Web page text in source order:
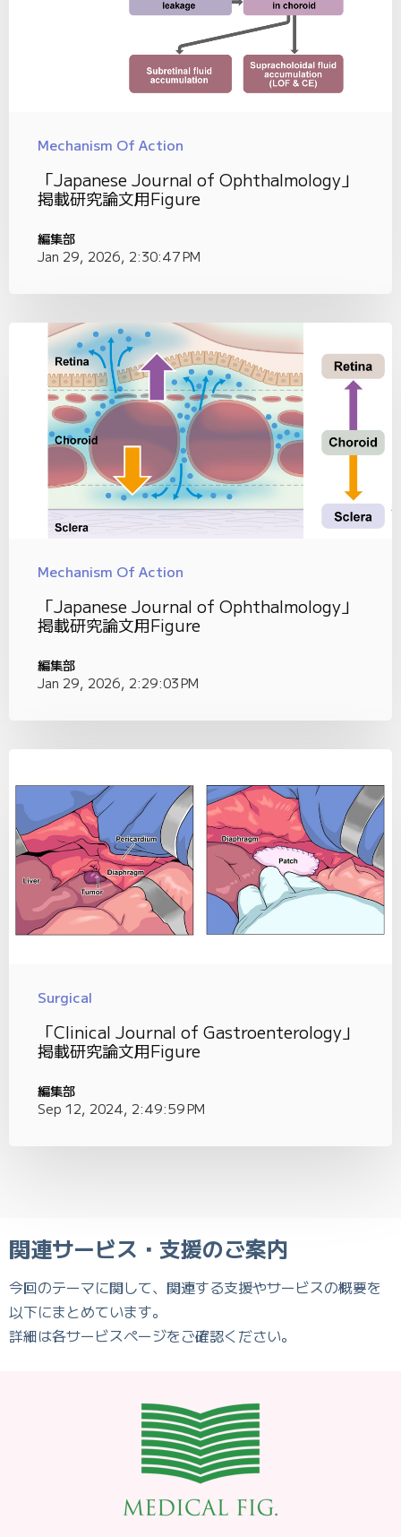
Mechanism Of Action
「Japanese Journal of Ophthalmology」
掲載研究論文用Figure
編集部
Jan 29, 2026, 2:30:47 PM
Mechanism Of Action
「Japanese Journal of Ophthalmology」
掲載研究論文用Figure
編集部
Jan 29, 2026, 2:29:03 PM
Surgical
「Clinical Journal of Gastroenterology」
掲載研究論文用Figure
編集部
Sep 12, 2024, 2:49:59 PM
関連サービス・支援のご案内
今回のテーマに関して、関連する支援やサービスの概要を
以下にまとめています。
詳細は各サービスページをご確認ください。